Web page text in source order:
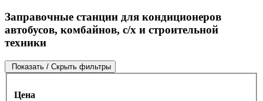
Заправочные станции для кондиционеров
автобусов, комбайнов, с/х и строительной
техники
Показать / Скрыть фильтры
Цена